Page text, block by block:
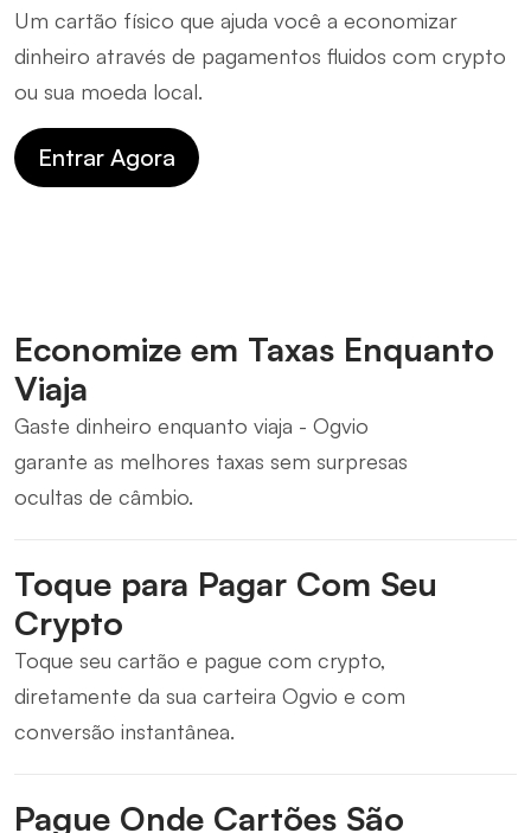
Um cartão físico que ajuda você a economizar
dinheiro através de pagamentos fluidos com crypto
ou sua moeda local.
Entrar Agora
Economize em Taxas Enquanto
Viaja
Gaste dinheiro enquanto viaja - Ogvio
garante as melhores taxas sem surpresas
ocultas de câmbio.
Toque para Pagar Com Seu
Crypto
Toque seu cartão e pague com crypto,
diretamente da sua carteira Ogvio e com
conversão instantânea.
Pague Onde Cartões São